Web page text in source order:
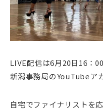
LIVE配信は6月20日16：
新潟事務局のYouTubeア
自宅でファイナリストを